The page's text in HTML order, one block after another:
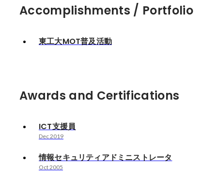
Accomplishments / Portfolio
東工大MOT普及活動
Awards and Certifications
ICT支援員
Dec 2019
情報セキュリティアドミニストレータ
Oct 2005